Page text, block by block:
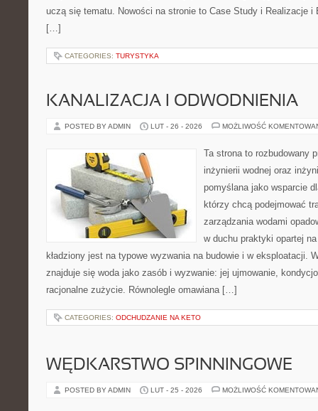
uczą się tematu. Nowości na stronie to Case Study i Realizacje i
[…]
CATEGORIES: TURYSTYKA
KANALIZACJA I ODWODNIENIA
POSTED BY ADMIN LUT - 26 - 2026 MOŻLIWOŚĆ
Ta strona to rozbudowany
inżynierii wodnej oraz
pomyślana jako wsparcie
którzy chcą podejmować
zarządzania wodami
w duchu praktyki opartej
kładziony jest na typowe wyzwania na budowie i w eksploatacji.
znajduje się woda jako zasób i wyzwanie: jej ujmowanie,
racjonalne zużycie. Równolegle omawiana […]
CATEGORIES: ODCHUDZANIE NA KETO
WĘDKARSTWO SPINNINGOWE
POSTED BY ADMIN LUT - 25 - 2026 MOŻLIWOŚĆ